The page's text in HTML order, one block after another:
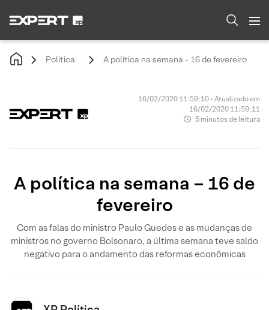
Política A política na semana - 16 de fevereiro
16/02/2020 11:59:10 • Atualizado em
16/02/2020 11:59:11
5 minutos de leitura
A política na semana – 16 de
fevereiro
Com as falas do ministro Paulo Guedes e as mudanças de
ministros no governo Bolsonaro, a última semana teve saldo
negativo para o andamento das reformas econômicas